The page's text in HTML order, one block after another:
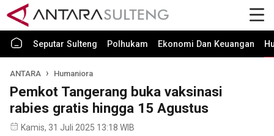
Seputar Sulteng Polhukam Ekonomi Dan Keuangan
ANTARA Humaniora
Pemkot Tangerang buka vaksinasi
rabies gratis hingga 15 Agustus
Kamis, 31 Juli 2025 13:18 WIB